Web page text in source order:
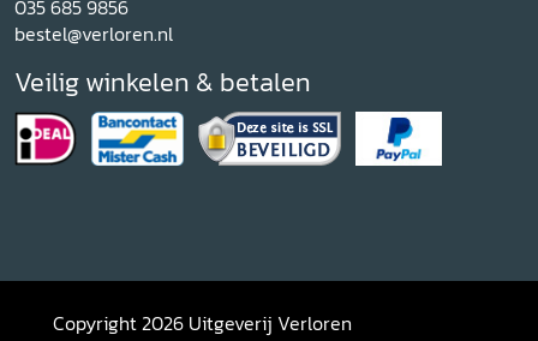
035 685 9856
bestel@verloren.nl
Veilig winkelen & betalen
Copyright 2026 Uitgeverij Verloren